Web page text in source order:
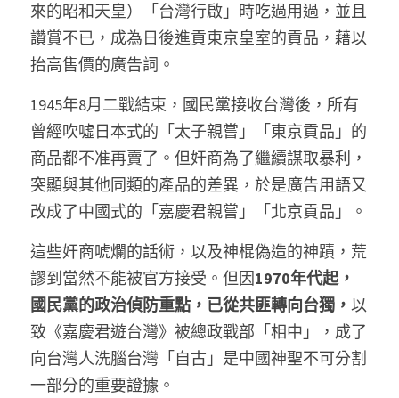
來的昭和天皇）「台灣行啟」時吃過用過，並且
讚賞不已，成為日後進貢東京皇室的貢品，藉以
抬高售價的廣告詞。
1945年8月二戰結束，國民黨接收台灣後，所有
曾經吹噓日本式的「太子親嘗」「東京貢品」的
商品都不准再賣了。但奸商為了繼續謀取暴利，
突顯與其他同類的產品的差異，於是廣告用語又
這些奸商唬爛的話術，以及神棍偽造的神蹟，荒
謬到當然不能被官方接受。但因1970年代起，
國民黨的政治偵防重點，已從共匪轉向台獨， 以
致《嘉慶君遊台灣》被總政戰部「相中」，成了
向台灣人洗腦台灣「自古」是中國神聖不可分割
一部分的重要證據。